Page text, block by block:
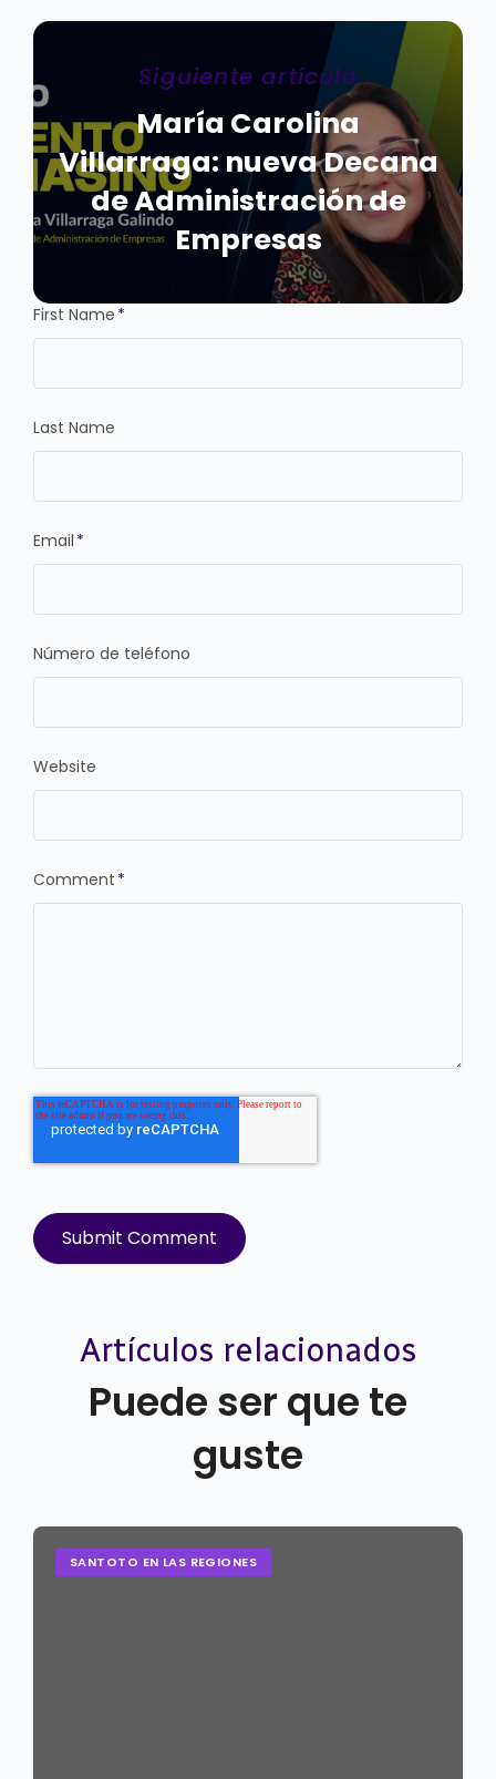
Siguiente artículo
María Carolina
Villarraga: nueva Decana
de Administración de
Empresas
First Name *
Last Name
Email *
Número de teléfono
Website
Comment *
Artículos relacionados
Puede ser que te
guste
SANTOTO EN LAS REGIONES